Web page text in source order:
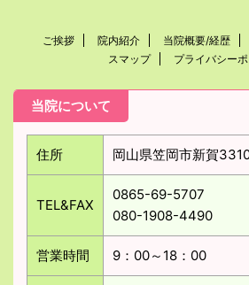
ご挨拶 院内紹介 当院概要/経歴
スマップ
プライバシー
当院について
住所 岡山県笠岡市新賀
TEL&FAX
0865-69-5707
080-1908-4490
営業時間 9：00～18：00